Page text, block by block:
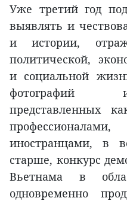
Уже третий год
выявлять и
и истории,
политической,
и социальной
фотографий
представленных
иностранцами, в
старше, конкурс
Вьетнама в
одновременно